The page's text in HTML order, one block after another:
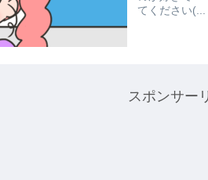
てください(...
スポンサー